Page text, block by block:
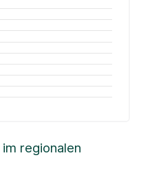
regionalen